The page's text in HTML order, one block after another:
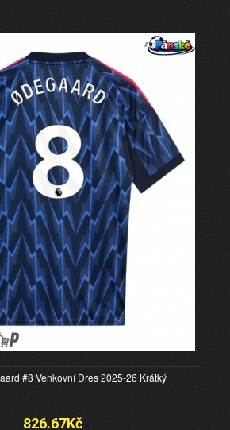
#8 Venkovní Dres 2025-26 Krátký
826.67Kč